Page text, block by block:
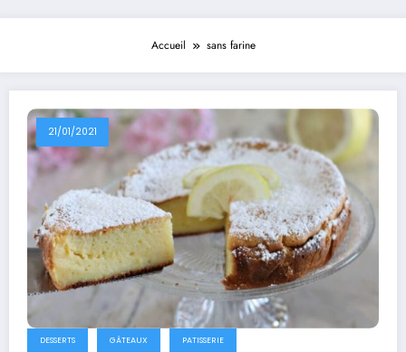
Accueil sans farine
21/01/2021
DESSERTS GÂTEAUX PATISSERIE